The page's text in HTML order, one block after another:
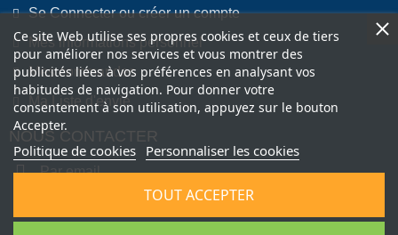
Se Connecter ou créer un compte
Mes informations personnel
Mes commandes
Ma Liste d'envie
NOUS CONTACTER
Par email
Ce site Web utilise ses propres cookies et ceux de tiers
pour améliorer nos services et vous montrer des
publicités liées à vos préférences en analysant vos
habitudes de navigation. Pour donner votre
consentement à son utilisation, appuyez sur le bouton
Accepter.
Politique de cookies Personnaliser les cookies
TOUT ACCEPTER